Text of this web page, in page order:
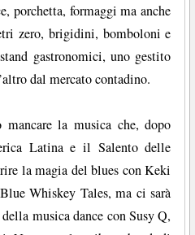
porchetta, formaggi ma anche
zero, brigidini, bomboloni e
gastronomici, uno gestito
dal mercato contadino.
mancare la musica che, dopo
Latina e il Salento delle
la magia del blues con Keki
Whiskey Tales, ma ci sarà
musica dance con Susy Q,